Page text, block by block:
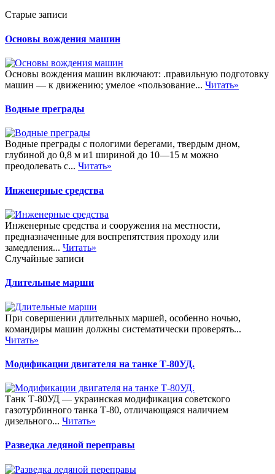
Старые записи
Основы вождения машин
Основы вождения машин включают: .правильную подготовку
машин — к движению; умелое «пользование... Читать»
Водные преграды
Водные преграды с пологими берегами, твердым дном,
глубиной до 0,8 м и1 шириной до 10—15 м можно
преодолевать с... Читать»
Инженерные средства
Инженерные средства и сооружения на местности,
предназначенные для воспрепятствия проходу или
замедления... Читать»
Случайные записи
Длительные марши
При совершении длительных маршей, особенно ночью,
командиры машин должны систематически проверять...
Читать»
Модификации двигателя на танке Т-80УД.
Танк Т-80УД — украинская модификация советского
газотурбинного танка Т-80, отличающаяся наличием
дизельного... Читать»
Разведка ледяной переправы